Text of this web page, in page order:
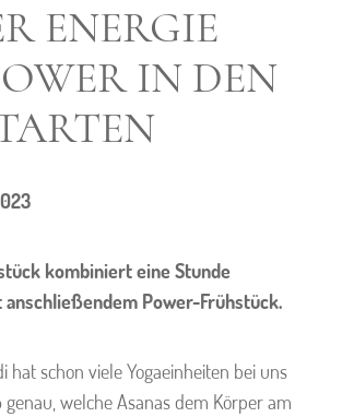
ENERGIE
IN DEN
kombiniert eine Stunde
anschließendem Power-Frühstück.
hat schon viele Yogaeinheiten bei uns
welche Asanas dem Körper am